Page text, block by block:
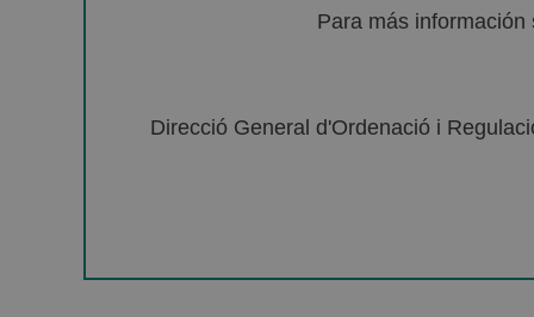
Para más
Direcció General d'Ordenació i